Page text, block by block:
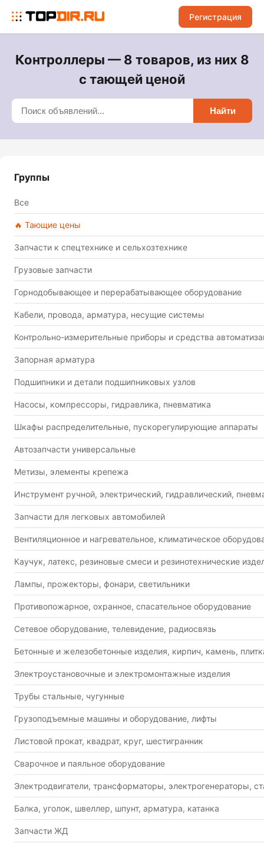
Регистрация
Контроллеры — 8 товаров, из них 8
с тающей ценой
Найти
Группы
Все
🔥 Тающие цены
Запчасти к спецтехнике и сельхозтехнике
Грузовые запчасти
Горнодобывающее и перерабатывающее оборудование
Кабели, провода, арматура, несущие системы
Контрольно-измерительные приборы и средства
Запорная арматура
Подшипники и детали подшипниковых узлов
Насосы, компрессоры, гидравлика, пневматика
Шкафы распределительные, пускорегулирующие аппараты
Автозапчасти универсальные
Метизы, элементы крепежа
Инструмент ручной, электрический, гидравлический,
Запчасти для легковых автомобилей
Вентиляционное и нагревательное, климатическое
Каучук, латекс, резиновые смеси и резинотехнические
Лампы, прожекторы, фонари, светильники
Противопожарное, охранное, спасательное оборудование
Сетевое оборудование, телевидение, радиосвязь
Бетонные и железобетонные изделия, кирпич, камень,
Электроустановочные и электромонтажные изделия
Трубы стальные, чугунные
Грузоподъемные машины и оборудование, лифты
Листовой прокат, квадрат, круг, шестигранник
Сварочное и паяльное оборудование
Электродвигатели, трансформаторы, электрогенераторы,
Балка, уголок, швеллер, шпунт, арматура, катанка
Запчасти ЖД